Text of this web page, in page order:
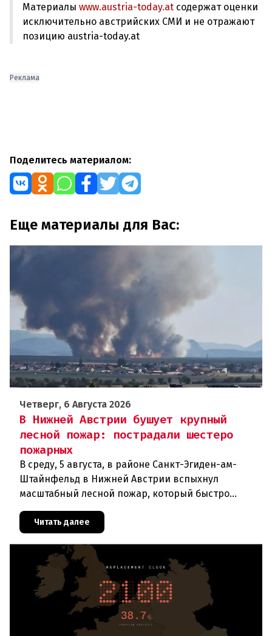
Материалы www.austria-today.at содержат оценки
исключительно австрийских СМИ и не отражают
позицию austria-today.at
Реклама
Поделитесь материалом:
Еще материалы для Вас:
Четверг, 6 Августа 2026
В Нижней Австрии бушует крупный
лесной пожар: пострадали шестеро
пожарных
В среду, 5 августа, в районе Санкт-Эгиден-ам-
Штайнфельд в Нижней Австрии вспыхнул
масштабный лесной пожар, который быстро
В ходе тушения пострадали шесте
Читать далее